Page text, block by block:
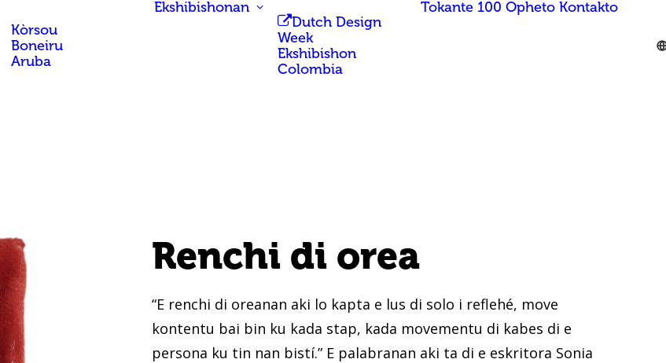
Kòrsou
Boneiru
Aruba
Ekshibishonan
Dutch Design
Week
Ekshibishon
Colombia
Tokante 100 Opheto Kontakto
Renchi di orea
“E renchi di oreanan aki lo kapta e lus di solo i reflehé, move
kontentu bai bin ku kada stap, kada movementu di kabes di e
persona ku tin nan bistí.” E palabranan aki ta di e eskritora Sonia